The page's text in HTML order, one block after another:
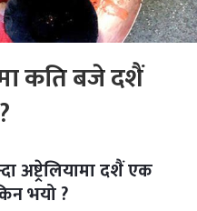
कति बजे दशैं
अष्ट्रेलियामा दशैं एक
भयो ?